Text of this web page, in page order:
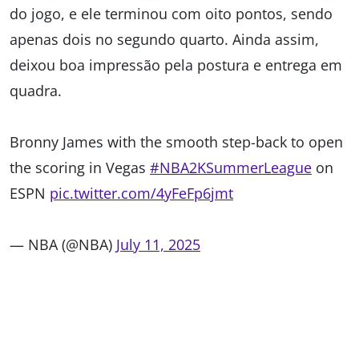
do jogo, e ele terminou com oito pontos, sendo
apenas dois no segundo quarto. Ainda assim,
deixou boa impressão pela postura e entrega em
quadra.
Bronny James with the smooth step-back to open
the scoring in Vegas #NBA2KSummerLeague on
ESPN pic.twitter.com/4yFeFp6jmt
— NBA (@NBA) July 11, 2025